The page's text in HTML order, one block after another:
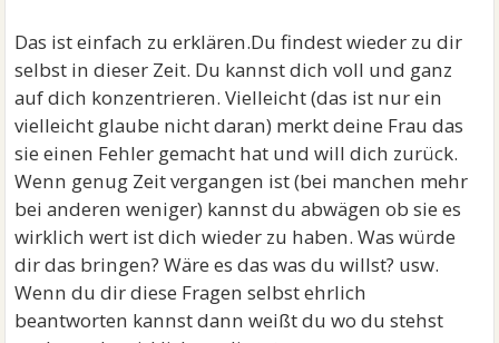
Das ist einfach zu erklären.Du findest wieder zu dir
selbst in dieser Zeit. Du kannst dich voll und ganz
auf dich konzentrieren. Vielleicht (das ist nur ein
vielleicht glaube nicht daran) merkt deine Frau das
sie einen Fehler gemacht hat und will dich zurück.
Wenn genug Zeit vergangen ist (bei manchen mehr
bei anderen weniger) kannst du abwägen ob sie es
wirklich wert ist dich wieder zu haben. Was würde
dir das bringen? Wäre es das was du willst? usw.
Wenn du dir diese Fragen selbst ehrlich
beantworten kannst dann weißt du wo du stehst